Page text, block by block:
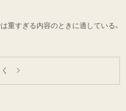
重すぎる内容のときに適している、
く